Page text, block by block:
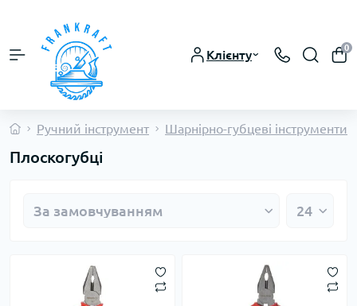
Клієнту
0
Ручний інструмент Шарнірно-губцеві інструменти
Плоскогубці